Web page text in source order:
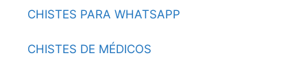
CHISTES PARA WHATSAPP
CHISTES DE MÉDICOS